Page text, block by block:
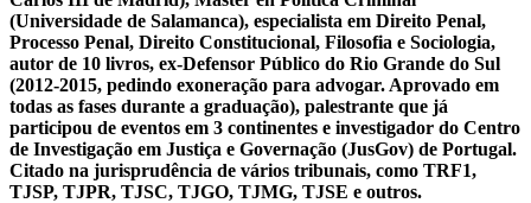
(Universidade de Salamanca), especialista em Direito Penal,
Processo Penal, Direito Constitucional, Filosofia e Sociologia,
autor de 10 livros, ex-Defensor Público do Rio Grande do Sul
(2012-2015, pedindo exoneração para advogar. Aprovado em
todas as fases durante a graduação), palestrante que já
participou de eventos em 3 continentes e investigador do Centro
de Investigação em Justiça e Governação (JusGov) de Portugal.
Citado na jurisprudência de vários tribunais, como TRF1,
TJSP, TJPR, TJSC, TJGO, TJMG, TJSE e outros.